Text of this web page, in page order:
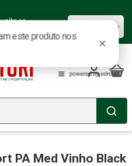
as
Baixar agora
PA Med Vinho Black